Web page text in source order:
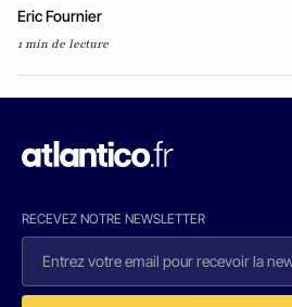
Eric Fournier
1 min de lecture
RECEVEZ NOTRE NEWSLETTER